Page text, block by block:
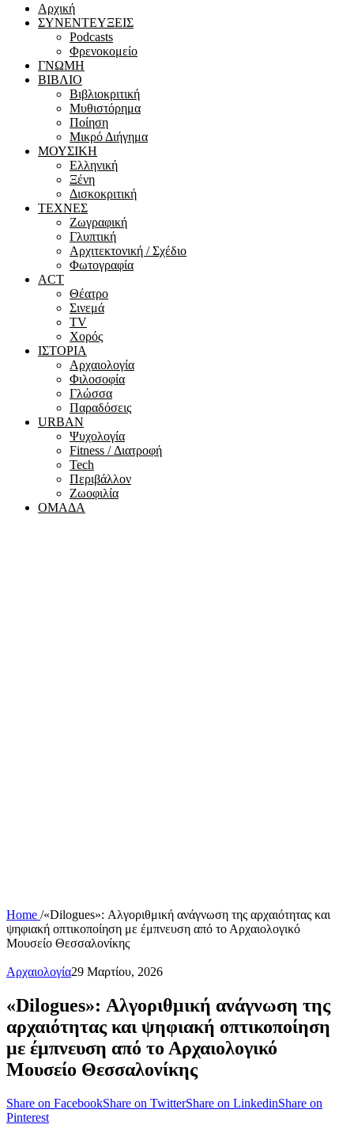
Αρχική
ΣΥΝΕΝΤΕΥΞΕΙΣ
Podcasts
Φρενοκομείο
ΓΝΩΜΗ
ΒΙΒΛΙΟ
Βιβλιοκριτική
Μυθιστόρημα
Ποίηση
Μικρό Διήγημα
ΜΟΥΣΙΚΗ
Ελληνική
Ξένη
Δισκοκριτική
ΤΕΧΝΕΣ
Ζωγραφική
Γλυπτική
Αρχιτεκτονική / Σχέδιο
Φωτογραφία
ACT
Θέατρο
Σινεμά
ΤV
Χορός
ΙΣΤΟΡΙΑ
Αρχαιολογία
Φιλοσοφία
Γλώσσα
Παραδόσεις
URBAN
Ψυχολογία
Fitness / Διατροφή
Tech
Περιβάλλον
Ζωοφιλία
ΟΜΑΔΑ
Home /«Dilogues»: Αλγοριθμική ανάγνωση της αρχαιότητας και
ψηφιακή οπτικοποίηση με έμπνευση από το Αρχαιολογικό
Μουσείο Θεσσαλονίκης
Αρχαιολογία29 Μαρτίου, 2026
«Dilogues»: Αλγοριθμική ανάγνωση της
αρχαιότητας και ψηφιακή οπτικοποίηση
με έμπνευση από το Αρχαιολογικό
Μουσείο Θεσσαλονίκης
Share on FacebookShare on TwitterShare on LinkedinShare on
Pinterest